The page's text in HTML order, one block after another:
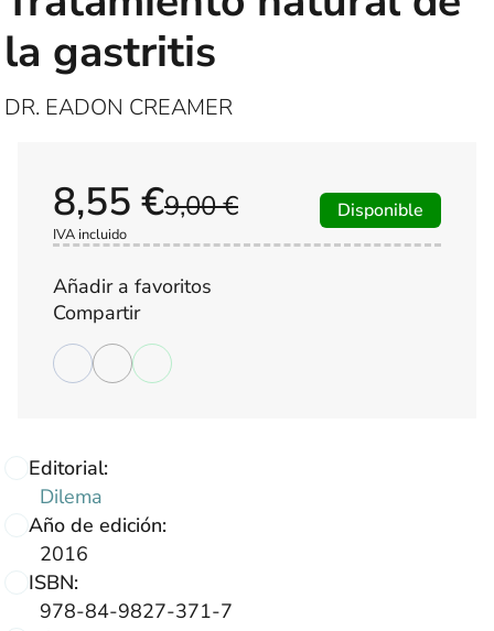
la gastritis
DR. EADON CREAMER
Editorial:
Dilema
Año de edición:
2016
ISBN:
978-84-9827-371-7
9,00 €
8,55 €
IVA incluido
Disponible
Añadir a favoritos
Compartir